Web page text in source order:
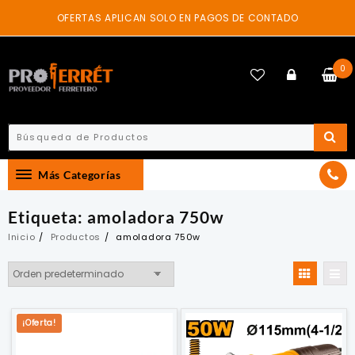
content
OFERTAS APLICAN SOLO EN PAGOS DE CONTADO
0
Más Categorías
Etiqueta: amoladora 750w
Inicio Productos amoladora 750w
¡Oferta!